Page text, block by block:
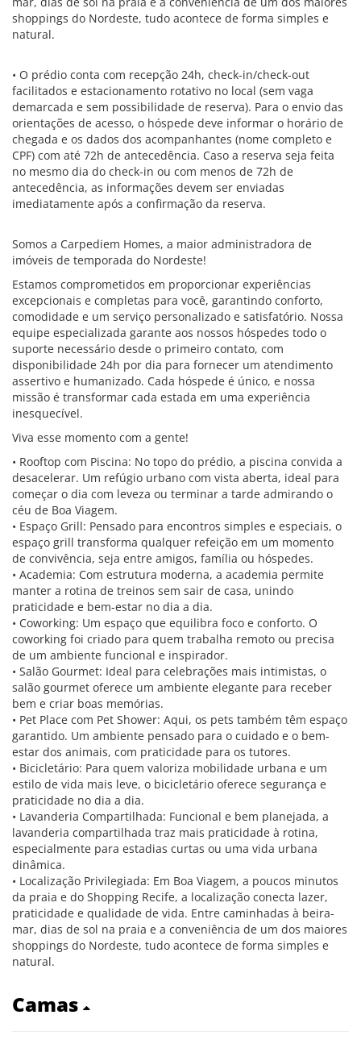
shoppings do Nordeste, tudo acontece de forma simples e
natural.
• O prédio conta com recepção 24h, check-in/check-out
facilitados e estacionamento rotativo no local (sem vaga
demarcada e sem possibilidade de reserva). Para o envio das
orientações de acesso, o hóspede deve informar o horário de
chegada e os dados dos acompanhantes (nome completo e
CPF) com até 72h de antecedência. Caso a reserva seja feita
no mesmo dia do check-in ou com menos de 72h de
antecedência, as informações devem ser enviadas
imediatamente após a confirmação da reserva.
Somos a Carpediem Homes, a maior administradora de
imóveis de temporada do Nordeste!
Estamos comprometidos em proporcionar experiências
excepcionais e completas para você, garantindo conforto,
comodidade e um serviço personalizado e satisfatório. Nossa
equipe especializada garante aos nossos hóspedes todo o
suporte necessário desde o primeiro contato, com
disponibilidade 24h por dia para fornecer um atendimento
assertivo e humanizado. Cada hóspede é único, e nossa
missão é transformar cada estada em uma experiência
inesquecível.
Viva esse momento com a gente!
• Rooftop com Piscina: No topo do prédio, a piscina convida a
desacelerar. Um refúgio urbano com vista aberta, ideal para
começar o dia com leveza ou terminar a tarde admirando o
céu de Boa Viagem.
• Espaço Grill: Pensado para encontros simples e especiais, o
espaço grill transforma qualquer refeição em um momento
de convivência, seja entre amigos, família ou hóspedes.
• Academia: Com estrutura moderna, a academia permite
manter a rotina de treinos sem sair de casa, unindo
praticidade e bem-estar no dia a dia.
• Coworking: Um espaço que equilibra foco e conforto. O
coworking foi criado para quem trabalha remoto ou precisa
de um ambiente funcional e inspirador.
• Salão Gourmet: Ideal para celebrações mais intimistas, o
salão gourmet oferece um ambiente elegante para receber
bem e criar boas memórias.
• Pet Place com Pet Shower: Aqui, os pets também têm espaço
garantido. Um ambiente pensado para o cuidado e o bem-
estar dos animais, com praticidade para os tutores.
• Bicicletário: Para quem valoriza mobilidade urbana e um
estilo de vida mais leve, o bicicletário oferece segurança e
praticidade no dia a dia.
• Lavanderia Compartilhada: Funcional e bem planejada, a
lavanderia compartilhada traz mais praticidade à rotina,
especialmente para estadias curtas ou uma vida urbana
dinâmica.
• Localização Privilegiada: Em Boa Viagem, a poucos minutos
da praia e do Shopping Recife, a localização conecta lazer,
praticidade e qualidade de vida. Entre caminhadas à beira-
mar, dias de sol na praia e a conveniência de um dos maiores
shoppings do Nordeste, tudo acontece de forma simples e
natural.
Camas